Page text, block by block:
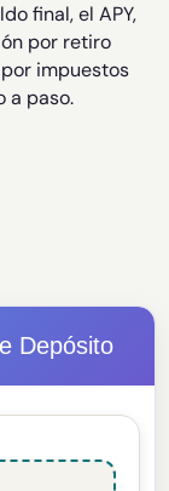
final, el APY,
por retiro
impuestos
a paso.
Depósito